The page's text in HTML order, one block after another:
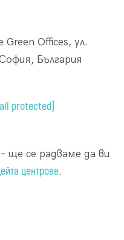
Green Offices, ул.
България
protected]
– ще се радваме да ви
центрове.